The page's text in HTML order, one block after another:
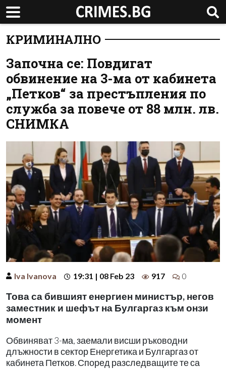
КРИМИНАЛНО
Започна се: Повдигат
обвинение на 3-ма от кабинета
„Петков“ за престъпления по
служба за повече от 88 млн. лв.
СНИМКА
Iva Ivanova 19:31 | 08 Feb 23 917 0
Това са бившият енергиен министър, негов
заместник и шефът на Булгаргаз към онзи
момент
Обвиняват 3-ма, заемали висши ръководни
длъжности в сектор Енергетика и Булгаргаз от
кабинета Петков. Според разследващите те са